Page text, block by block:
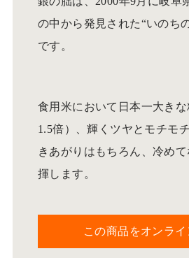
の中から発見された“いのち
です。
食用米において日本一大き
1.5倍）、輝くツヤとモチモ
きあがりはもちろん、冷め
揮します。
この商品をオンラ